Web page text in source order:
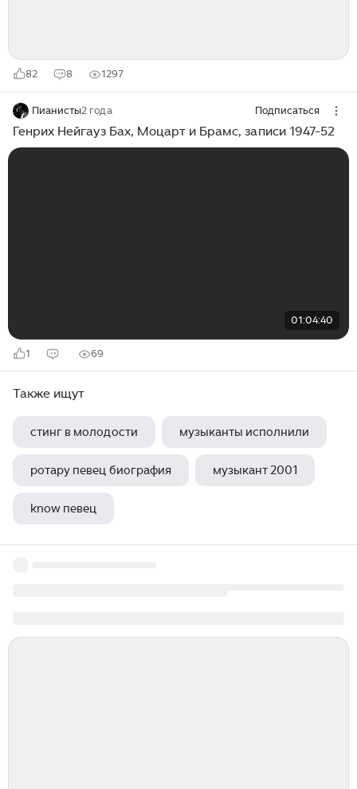
82 8 1297
Пианисты2 года Подписаться
Генрих Нейгауз Бах, Моцарт и Брамс, записи 1947-52
01:04:40
1 69
Также ищут
стинг в молодости музыканты исполнили
ротару певец биография музыкант 2001
know певец